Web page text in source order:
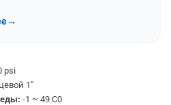
→
psi
1″
-1 ~ 49 С0